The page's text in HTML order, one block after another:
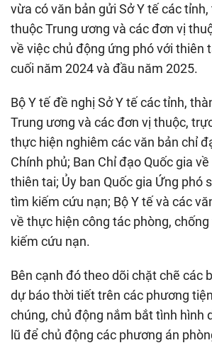
vừa có văn bản gửi Sở Y tế các
thuộc Trung ương và các đơn vị
về việc chủ động ứng phó với thiên
cuối năm 2024 và đầu năm 2025.
Bộ Y tế đề nghị Sở Y tế các tỉnh,
Trung ương và các đơn vị thuộc,
thực hiện nghiêm các văn bản chỉ
Chính phủ; Ban Chỉ đạo Quốc gia
thiên tai; Ủy ban Quốc gia Ứng phó
tìm kiếm cứu nạn; Bộ Y tế và các
về thực hiện công tác phòng,
kiếm cứu nạn.
Bên cạnh đó theo dõi chặt chẽ các
dự báo thời tiết trên các phương
chúng, chủ động nắm bắt tình hình
lũ để chủ động các phương án